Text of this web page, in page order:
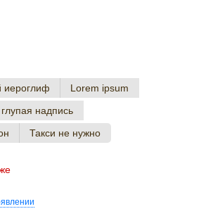
иероглиф
Lorem ipsum
надпись
Такси не нужно